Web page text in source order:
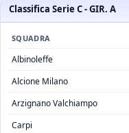
Classifica Serie C - GIR. A
SQUADRA
Albinoleffe
Alcione Milano
Arzignano Valchiampo
Carpi